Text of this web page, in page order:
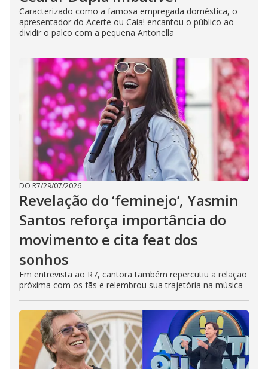
Caracterizado como a famosa empregada doméstica, o
apresentador do Acerte ou Caia! encantou o público ao
dividir o palco com a pequena Antonella
DO R7/29/07/2026
Revelação do ‘feminejo’, Yasmin
Santos reforça importância do
movimento e cita feat dos
sonhos
Em entrevista ao R7, cantora também repercutiu a relação
próxima com os fãs e relembrou sua trajetória na música